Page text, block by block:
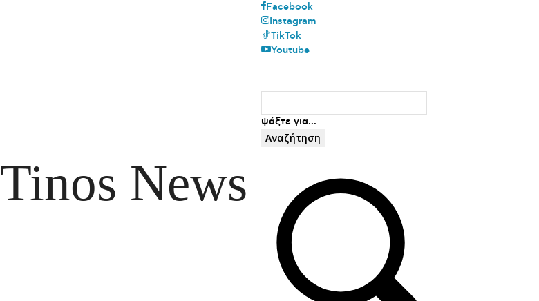
Tinos News
Facebook
Instagram
TikTok
Youtube
ψάξτε για...
Αναζήτηση